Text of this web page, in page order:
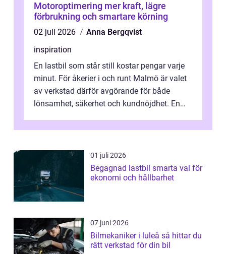
Motoroptimering mer kraft, lägre
förbrukning och smartare körning
02 juli 2026
Anna Bergqvist
inspiration
En lastbil som står still kostar pengar varje
minut. För åkerier i och runt Malmö är valet
av verkstad därför avgörande för både
lönsamhet, säkerhet och kundnöjdhet. En
01 juli 2026
Begagnad lastbil smarta val för
ekonomi och hållbarhet
07 juni 2026
Bilmekaniker i luleå så hittar du
rätt verkstad för din bil